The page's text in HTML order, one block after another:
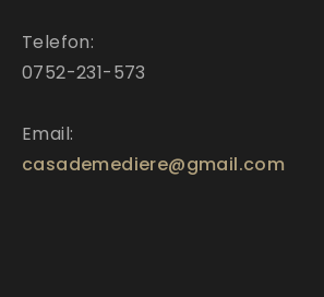
Telefon:
0752-231-573
Email:
casademediere@gmail.com